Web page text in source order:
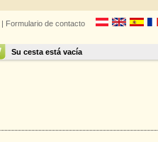
| Formulario de contacto
Su cesta está vacía